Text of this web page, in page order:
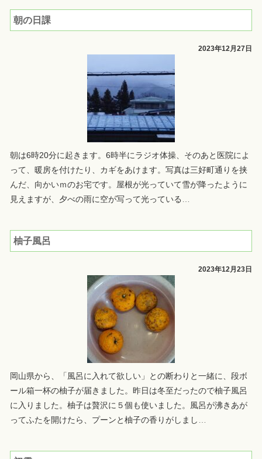
朝の日課
2023年12月27日
朝は6時20分に起きます。6時半にラジオ体操、そのあと医院によ
って、暖房を付けたり、カギをあけます。写真は三好町通りを挟
んだ、向かいｍのお宅です。屋根が光っていて雪が降ったように
見えますが、夕べの雨に空が写って光っている …
柚子風呂
2023年12月23日
岡山県から、「風呂に入れて欲しい」との断わりと一緒に、段ボ
ール箱一杯の柚子が届きました。昨日は冬至だったので柚子風呂
に入りました。柚子は贅沢に５個も使いました。風呂が沸きあが
ってふたを開けたら、プーンと柚子の香りがしまし …